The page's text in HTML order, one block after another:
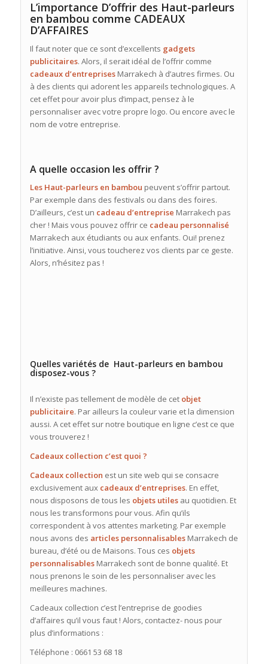
L’importance D’offrir des Haut-parleurs
en bambou comme CADEAUX
D’AFFAIRES
Il faut noter que ce sont d’excellents gadgets
publicitaires. Alors, il serait idéal de l’offrir comme
cadeauxd’entreprisesMarrakech à d’autres firmes. Ou
à des clients qui adorent les appareils technologiques. A
cet effet pour avoir plus d’impact, pensez à le
personnaliser avec votre propre logo. Ou encore avec le
nom de votre entreprise.
A quelle occasion les offrir ?
Les Haut-parleurs en bambou peuvent s’offrir partout.
Par exemple dans des festivals ou dans des foires.
D’ailleurs, c’est un cadeau d’entreprise Marrakech pas
cher ! Mais vous pouvez offrir ce cadeau personnalisé
Marrakech aux étudiants ou aux enfants. Oui! prenez
l’initiative. Ainsi, vous toucherez vos clients par ce geste.
Alors, n’hésitez pas !
Quelles variétés de Haut-parleurs en bambou
disposez-vous ?
Il n’existe pas tellement de modèle de cet objet
publicitaire. Par ailleurs la couleur varie et la dimension
aussi. A cet effet sur notre boutique en ligne c’est ce que
vous trouverez !
Cadeaux collection c’est quoi ?
Cadeaux collection est un site web qui se consacre
exclusivement aux cadeauxd’entreprises. En effet,
nous disposons de tous les objets utilesau quotidien. Et
nous les transformons pour vous. Afin qu’ils
correspondent à vos attentes marketing. Par exemple
nous avons des articles personnalisablesMarrakech de
bureau, d’été ou de Maisons. Tous ces objets
personnalisablesMarrakech sont de bonne qualité. Et
nous prenons le soin de les personnaliser avec les
meilleures machines.
Cadeaux collection c’est l’entreprise de goodies
d’affaires qu’il vous faut ! Alors, contactez- nous pour
plus d’informations :
Téléphone : 0661 53 68 18